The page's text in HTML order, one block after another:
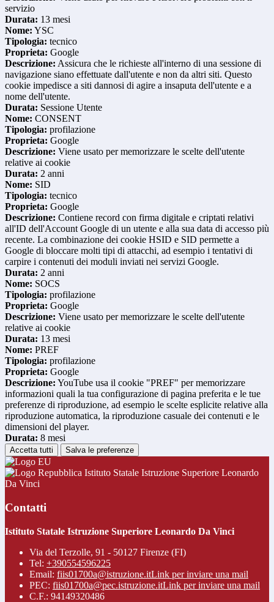
servizio
Durata: 13 mesi
Nome: YSC
Tipologia: tecnico
Proprieta: Google
Descrizione: Assicura che le richieste all'interno di una sessione di
navigazione siano effettuate dall'utente e non da altri siti. Questo
cookie impedisce a siti dannosi di agire a insaputa dell'utente e a
nome dell'utente.
Durata: Sessione Utente
Nome: CONSENT
Tipologia: profilazione
Proprieta: Google
Descrizione: Viene usato per memorizzare le scelte dell'utente
relative ai cookie
Durata: 2 anni
Nome: SID
Tipologia: tecnico
Proprieta: Google
Descrizione: Contiene record con firma digitale e criptati relativi
all'ID dell'Account Google di un utente e alla sua data di accesso più
recente. La combinazione dei cookie HSID e SID permette a
Google di bloccare molti tipi di attacchi, ad esempio i tentativi di
carpire i contenuti dei moduli inviati nei servizi Google.
Durata: 2 anni
Nome: SOCS
Tipologia: profilazione
Proprieta: Google
Descrizione: Viene usato per memorizzare le scelte dell'utente
relative ai cookie
Durata: 13 mesi
Nome: PREF
Tipologia: profilazione
Proprieta: Google
Descrizione: YouTube usa il cookie "PREF" per memorizzare
informazioni quali la tua configurazione di pagina preferita e le tue
preferenze di riproduzione, ad esempio le scelte esplicite relative alla
riproduzione automatica, la riproduzione casuale dei contenuti e le
dimensioni del player.
Durata: 8 mesi
Accetta tutti Salva le preferenze
Istituto Statale Istruzione Superiore Leonardo
Da Vinci
Contatti
Istituto Statale Istruzione Superiore Leonardo Da Vinci
Via del Terzolle, 91 - 50127 Firenze (FI)
Tel: +390554596225
Email: fiis01700a@istruzione.itLink per inviare una mail
PEC: fiis01700a@pec.istruzione.itLink per inviare una mail
C.F.: 94149320486